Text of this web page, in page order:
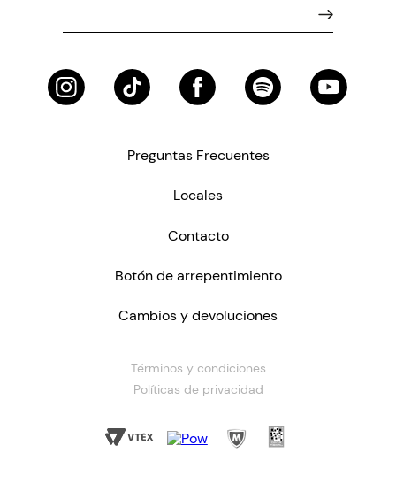
Preguntas Frecuentes
Locales
Contacto
Botón de arrepentimiento
Cambios y devoluciones
Términos y condiciones
Políticas de privacidad